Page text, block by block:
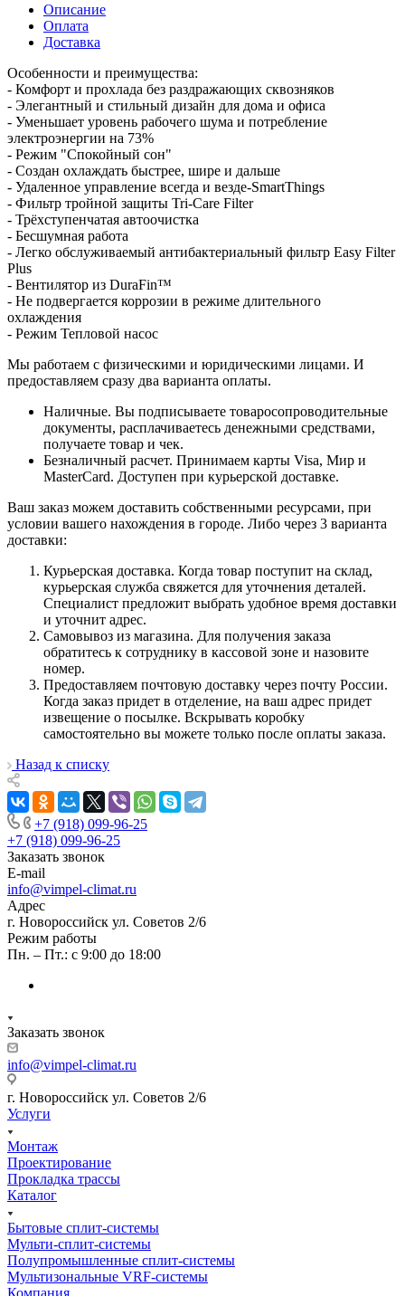
Описание
Оплата
Доставка
Особенности и преимущества:
- Комфорт и прохлада без раздражающих сквозняков
- Элегантный и стильный дизайн для дома и офиса
- Уменьшает уровень рабочего шума и потребление
электроэнергии на 73%
- Режим "Спокойный сон"
- Создан охлаждать быстрее, шире и дальше
- Удаленное управление всегда и везде-SmartThings
- Фильтр тройной защиты Tri-Care Filter
- Трёхступенчатая автоочистка
- Бесшумная работа
- Легко обслуживаемый антибактериальный фильтр Easy Filter
Plus
- Вентилятор из DuraFin™
- Не подвергается коррозии в режиме длительного
охлаждения
- Режим Тепловой насос
Мы работаем с физическими и юридическими лицами. И
предоставляем сразу два варианта оплаты.
Наличные. Вы подписываете товаросопроводительные
документы, расплачиваетесь денежными средствами,
получаете товар и чек.
Безналичный расчет. Принимаем карты Visa, Мир и
MasterCard. Доступен при курьерской доставке.
Ваш заказ можем доставить собственными ресурсами, при
условии вашего нахождения в городе. Либо через 3 варианта
доставки:
Курьерская доставка. Когда товар поступит на склад,
курьерская служба свяжется для уточнения деталей.
Специалист предложит выбрать удобное время доставки
и уточнит адрес.
Самовывоз из магазина. Для получения заказа
обратитесь к сотруднику в кассовой зоне и назовите
номер.
Предоставляем почтовую доставку через почту России.
Когда заказ придет в отделение, на ваш адрес придет
извещение о посылке. Вскрывать коробку
самостоятельно вы можете только после оплаты заказа.
Назад к списку
+7 (918) 099-96-25
+7 (918) 099-96-25
Заказать звонок
E-mail
info@vimpel-climat.ru
Адрес
г. Новороссийск ул. Советов 2/6
Режим работы
Пн. – Пт.: с 9:00 до 18:00
Заказать звонок
info@vimpel-climat.ru
г. Новороссийск ул. Советов 2/6
Услуги
Монтаж
Проектирование
Прокладка трассы
Каталог
Бытовые сплит-системы
Мульти-сплит-системы
Полупромышленные сплит-системы
Мультизональные VRF-системы
Компания